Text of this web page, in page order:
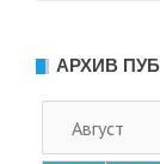
АРХИВ